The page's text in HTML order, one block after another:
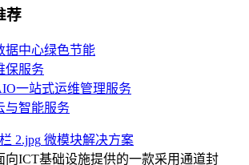
荐
据中心绿色节能
保服务
一站式运维管理服务
与智能服务
微模块解决方案
向ICT基础设施提供的一款采用通道封